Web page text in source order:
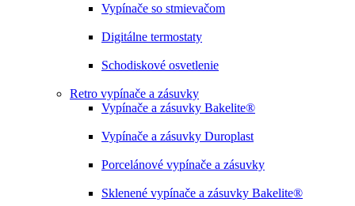
Vypínače so stmievačom
Digitálne termostaty
Schodiskové osvetlenie
Retro vypínače a zásuvky
Vypínače a zásuvky Bakelite®
Vypínače a zásuvky Duroplast
Porcelánové vypínače a zásuvky
Sklenené vypínače a zásuvky Bakelite®